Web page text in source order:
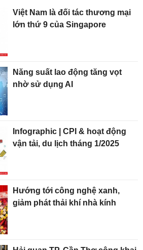
Việt Nam là đối tác thương mại
lớn thứ 9 của Singapore
Năng suất lao động tăng vọt
nhờ sử dụng AI
Infographic | CPI & hoạt động
vận tải, du lịch tháng 1/2025
Hướng tới công nghệ xanh,
giảm phát thải khí nhà kính